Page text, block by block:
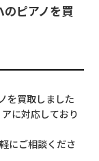
のピアノを買
を買取しました
に対応しており
にご相談くださ